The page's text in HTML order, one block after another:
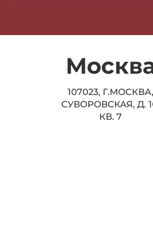
107023, Г.МОСКВА,
СУВОРОВСКАЯ, Д.
КВ. 7